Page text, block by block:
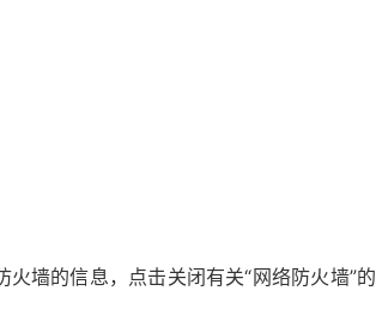
墙的信息，点击关闭有关“网络防火墙”的